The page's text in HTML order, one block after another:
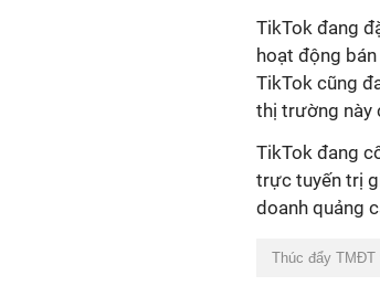
TikTok đang
hoạt động
TikTok cũng
thị trường này
TikTok đang
trực tuyến trị
doanh quảng
Thúc đẩy TMĐT